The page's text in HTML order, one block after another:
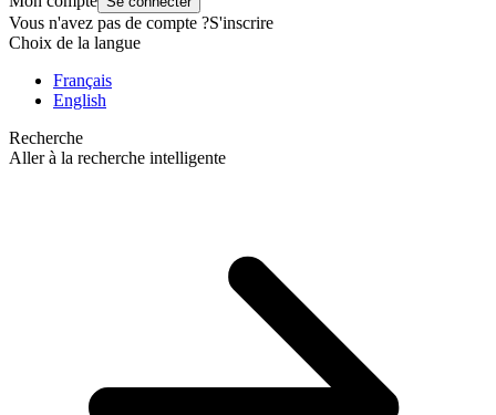
Vous n'avez pas de compte ?S'inscrire
Choix de la langue
Français
English
Recherche
Aller à la recherche intelligente